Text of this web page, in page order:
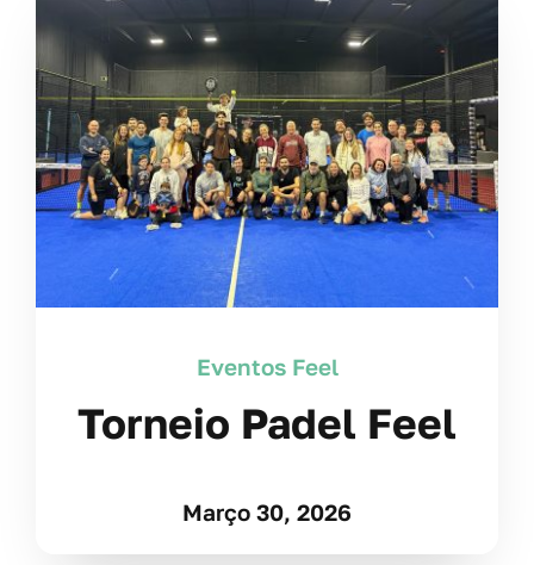
Eventos Feel
Torneio Padel Feel
Março 30, 2026